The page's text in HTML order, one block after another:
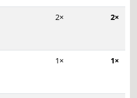
2× 2×
1× 1×